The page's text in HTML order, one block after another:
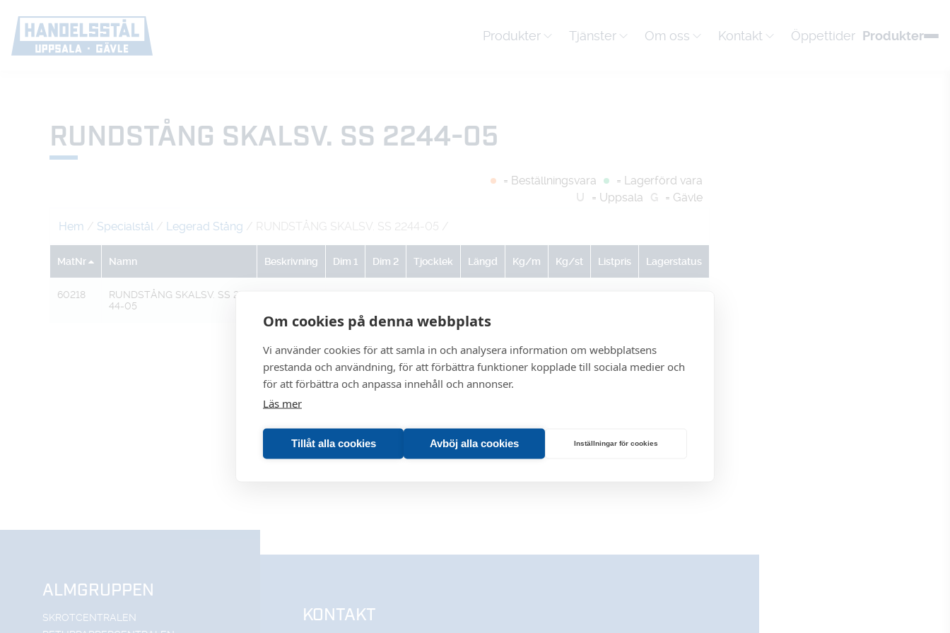
Om cookies på denna webbplats
Vi använder cookies för att samla in och analysera information om webbplatsens
prestanda och användning, för att förbättra funktioner kopplade till sociala medier och
för att förbättra och anpassa innehåll och annonser.
Läs mer
Tillåt alla cookies Avböj alla cookies Inställningar för cookies
Produkter Tjänster Om oss Kontakt Öppettider Produkter
RUNDSTÅNG SKALSV. SS 2244-05
= Beställningsvara
= Lagerförd vara
U
= Uppsala G = Gävle
Hem / Specialstål / Legerad Stång / RUNDSTÅNG SKALSV. SS 2244-05 /
MatNr Namn Beskrivning Dim 1 Dim 2 Tjocklek Längd Kg/m Kg/st Listpris Lagerstatus
60218
RUNDSTÅNG SKALSV. SS 22
44-05
ALMGRUPPEN
SKROTCENTRALEN
KONTAKT